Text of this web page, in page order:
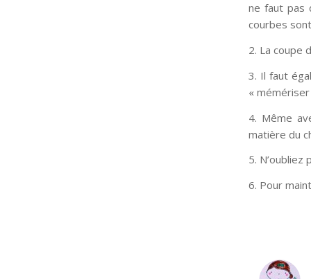
ne faut pas
courbes
2. La coupe
3. Il faut
« mémériser
4. Même
matière du
5.
6. Pour